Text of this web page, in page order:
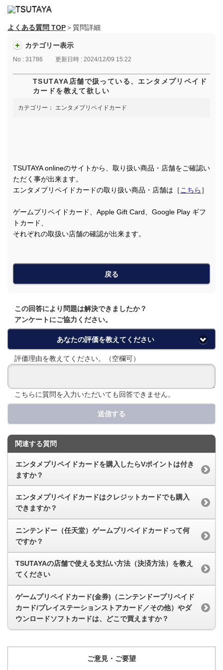
よくある質問 TOP＞質問詳細
カテゴリー表示
No : 31786 更新日時 : 2024/12/09 15:22
TSUTAYA店舗で扱っている、エンタメプリペイド
カードを教えて欲しい
カテゴリー： エンタメプリペイドカード
TSUTAYA onlineのサイトから、取り扱い商品・店舗をご確認い
ただく事が出来ます。
エンタメプリペイドカードの取り扱い商品・店舗は［こちら ］
ゲームプリペイドカード、Apple Gift Card、Google Play ギフ
トカード、
それぞれの取扱い店舗の確認が出来ます。
戻る
この回答により問題は解決できましたか？
アンケートにご協力ください。
あなたの評価を教えてください
評価理由を教えてください。（空欄可）
こちらに質問を入力いただいても回答できません。
送信する
関連する質問
エンタメプリペイドカードを購入したらVポイントは付き
ますか？
エンタメプリペイドカードはクレジットカードでも購入
できますか？
ニンテンドー（任天堂）ゲームプリペイドカードって何
ですか？
TSUTAYAの店舗で使える支払い方法（決済方法）を教え
てください
ゲームプリペイドカード(金券)（ニンテンドープリペイド
カード/プレイステーションストアカード／その他）やダ
ウンロードソフトカードは、どこで買えますか？
ご意見・ご要望